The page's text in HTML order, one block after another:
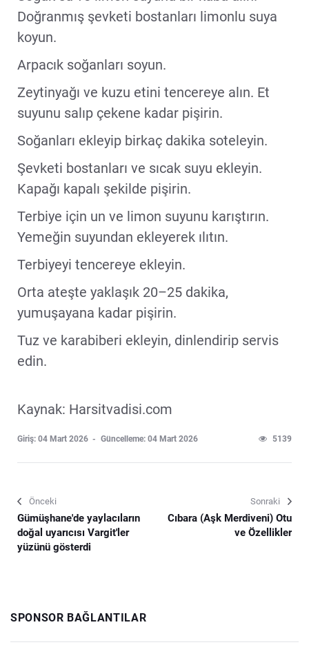
Doğranmış şevketi bostanları limonlu suya
koyun.
Arpacık soğanları soyun.
Zeytinyağı ve kuzu etini tencereye alın. Et
suyunu salıp çekene kadar pişirin.
Soğanları ekleyip birkaç dakika soteleyin.
Şevketi bostanları ve sıcak suyu ekleyin.
Kapağı kapalı şekilde pişirin.
Terbiye için un ve limon suyunu karıştırın.
Yemeğin suyundan ekleyerek ılıtın.
Terbiyeyi tencereye ekleyin.
Orta ateşte yaklaşık 20–25 dakika,
yumuşayana kadar pişirin.
Tuz ve karabiberi ekleyin, dinlendirip servis
edin.
Kaynak: Harsitvadisi.com
Giriş: 04 Mart 2026 Güncelleme: 04 Mart 2026 5139
Önceki
Gümüşhane'de yaylacıların
doğal uyarıcısı Vargit'ler
yüzünü gösterdi
Sonraki
Cıbara (Aşk Merdiveni) Otu
ve Özellikler
SPONSOR BAĞLANTILAR